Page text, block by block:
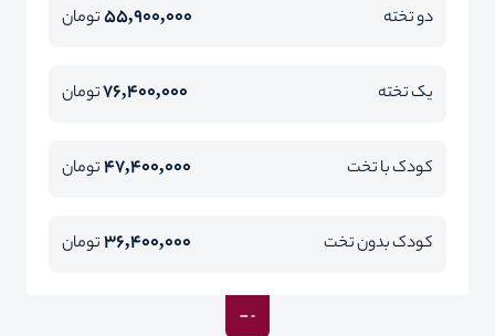
دو تخته 55,900,000تومان
یک تخته 76,400,000تومان
کودک با تخت 47,400,000تومان
کودک بدون تخت 36,400,000تومان